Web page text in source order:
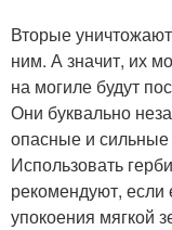
Вторые
ним. А значит, их
на могиле будут
Они буквально
опасные и сильные
Использовать
рекомендуют, если
упокоения мягкой